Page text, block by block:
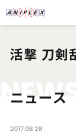
活撃 刀剣
NEWS
ニュース
2017.08.28